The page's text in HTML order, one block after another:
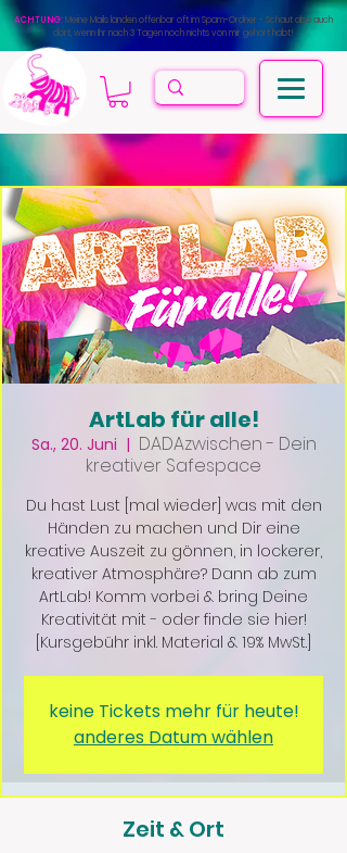
ACHTUNG:Meine Mails landen offenbar oft im Spam-Ordner - Schaut also auch
dort, wenn Ihr nach 3 Tagen noch nichts von mir gehört habt!
ArtLab für alle!
Sa., 20. Juni
  |
DADAzwischen - Dein
kreativer Safespace
Du hast Lust [mal wieder] was mit den
Händen zu machen und Dir eine
kreative Auszeit zu gönnen, in lockerer,
kreativer Atmosphäre? Dann ab zum
ArtLab! Komm vorbei & bring Deine
Kreativität mit - oder finde sie hier!
[Kursgebühr inkl. Material & 19% MwSt.]
keine Tickets mehr für heute!
anderes Datum wählen
Zeit & Ort